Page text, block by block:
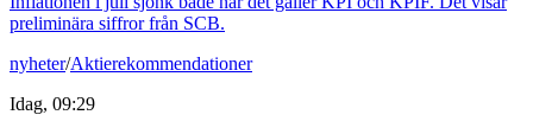
preliminära siffror från SCB.
nyheter/Aktierekommendationer
Idag, 09:29